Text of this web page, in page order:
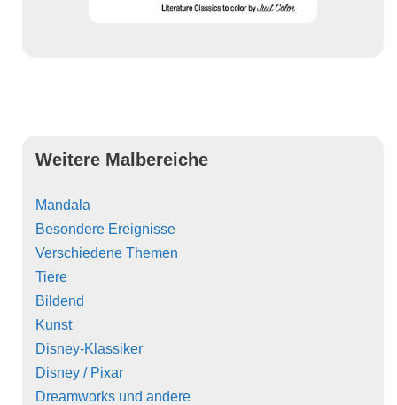
Weitere Malbereiche
Mandala
Besondere Ereignisse
Verschiedene Themen
Tiere
Bildend
Kunst
Disney-Klassiker
Disney / Pixar
Dreamworks und andere